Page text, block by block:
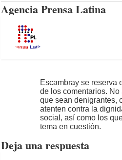
Agencia Prensa Latina
Escambray se reserva
de los comentarios.
que sean denigrantes,
atenten contra la
social, así como los
tema en cuestión.
Deja una respuesta